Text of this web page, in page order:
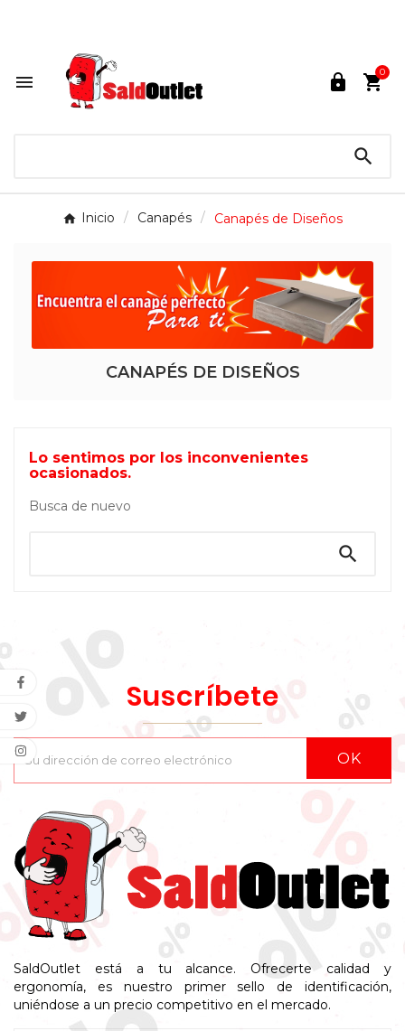
  0

Inicio Canapés Canapés de Diseños
CANAPÉS DE DISEÑOS
Lo sentimos por los inconvenientes
ocasionados.
Busca de nuevo

Suscríbete
OK
SaldOutlet está a tu alcance. Ofrecerte calidad y
ergonomía, es nuestro primer sello de identificación,
uniéndose a un precio competitivo en el mercado.